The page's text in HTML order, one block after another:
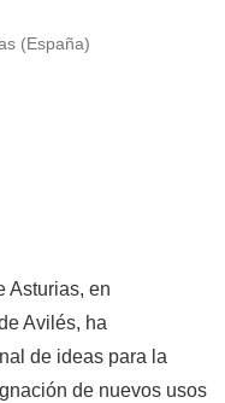
(España)
Asturias, en
Avilés, ha
de ideas para la
de nuevos usos